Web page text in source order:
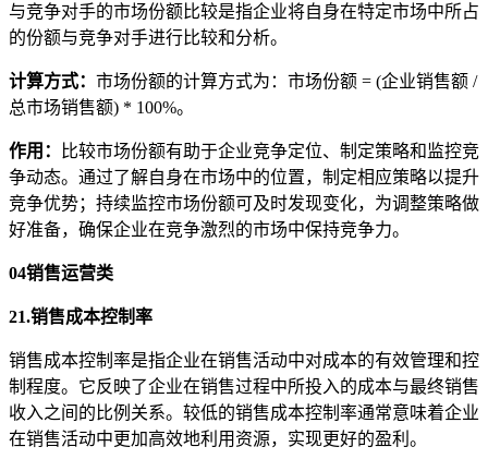
与竞争对手的市场份额比较是指企业将自身在特定市场中所占
的份额与竞争对手进行比较和分析。
计算方式： 市场份额的计算方式为：市场份额 = (企业销售额 /
总市场销售额) * 100%。
作用 ：
比较市场份额有助于企业竞争定位、制定策略和监控竞
争动态。通过了解自身在市场中的位置，制定相应策略以提升
竞争优势；持续监控市场份额可及时发现变化，为调整策略做
好准备，确保企业在竞争激烈的市场中保持竞争力。
04销售运营类
21.销售成本控制率
销售成本控制率是指企业在销售活动中对成本的有效管理和控
制程度。它反映了企业在销售过程中所投入的成本与最终销售
收入之间的比例关系。较低的销售成本控制率通常意味着企业
在销售活动中更加高效地利用资源，实现更好的盈利。